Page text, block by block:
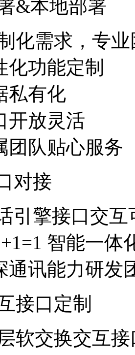
&本地部署
化需求，专
化功能定制
私有化
开放灵活
团队贴心服务
对接
引擎接口交互
智能一体
通讯能力研发
接口定制
软交换交互